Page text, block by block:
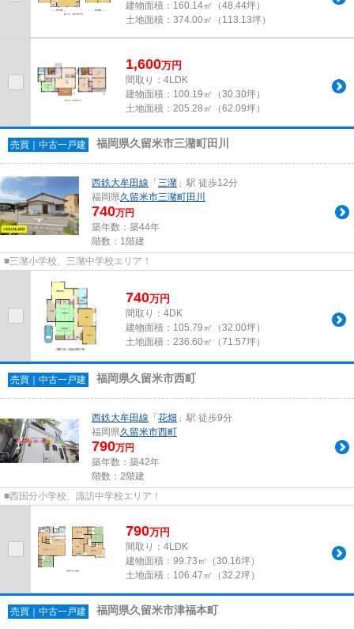
建物面積： 160.14㎡（48.44坪）
土地面積： 374.00㎡（113.13坪）
1,600万円
間取り：4LDK
建物面積： 100.19㎡（30.30坪）
土地面積： 205.28㎡（62.09坪）
売買｜中古一戸建 福岡県久留米市三潴町田川
西鉄大牟田線 「 三潴 」駅 徒歩12分
福岡県久留米市三潴町田川
740万円
築年数：築44年
階数：1階建
■三潴小学校、三潴中学校エリア！
740万円
間取り：4DK
建物面積： 105.79㎡（32.00坪）
土地面積： 236.60㎡（71.57坪）
売買｜中古一戸建 福岡県久留米市西町
西鉄大牟田線 「 花畑 」駅 徒歩9分
福岡県久留米市西町
790万円
築年数：築42年
階数：2階建
■西国分小学校、諏訪中学校エリア！
790万円
間取り：4LDK
建物面積： 99.73㎡（30.16坪）
土地面積： 106.47㎡（32.2坪）
売買｜中古一戸建 福岡県久留米市津福本町